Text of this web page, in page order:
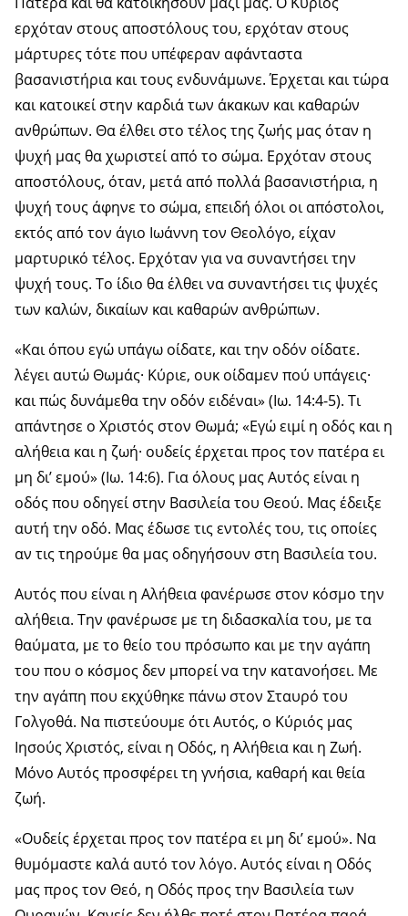
ερχόταν στους αποστόλους του, ερχόταν στους
μάρτυρες τότε που υπέφεραν αφάνταστα
βασανιστήρια και τους ενδυνάμωνε. Έρχεται και τώρα
και κατοικεί στην καρδιά των άκακων και καθαρών
ανθρώπων. Θα έλθει στο τέλος της ζωής μας όταν η
ψυχή μας θα χωριστεί από το σώμα. Ερχόταν στους
αποστόλους, όταν, μετά από πολλά βασανιστήρια, η
ψυχή τους άφηνε το σώμα, επειδή όλοι οι απόστολοι,
εκτός από τον άγιο Ιωάννη τον Θεολόγο, είχαν
μαρτυρικό τέλος. Ερχόταν για να συναντήσει την
ψυχή τους. Το ίδιο θα έλθει να συναντήσει τις ψυχές
των καλών, δικαίων και καθαρών ανθρώπων.
«Και όπου εγώ υπάγω οίδατε, και την οδόν οίδατε.
λέγει αυτώ Θωμάς· Κύριε, ουκ οίδαμεν πού υπάγεις·
και πώς δυνάμεθα την οδόν ειδέναι» (Ιω. 14:4-5). Τι
απάντησε ο Χριστός στον Θωμά; «Εγώ ειμί η οδός και η
αλήθεια και η ζωή· ουδείς έρχεται προς τον πατέρα ει
μη δι’ εμού» (Ιω. 14:6). Για όλους μας Αυτός είναι η
οδός που οδηγεί στην Βασιλεία του Θεού. Μας έδειξε
αυτή την οδό. Μας έδωσε τις εντολές του, τις οποίες
αν τις τηρούμε θα μας οδηγήσουν στη Βασιλεία του.
Αυτός που είναι η Αλήθεια φανέρωσε στον κόσμο την
αλήθεια. Την φανέρωσε με τη διδασκαλία του, με τα
θαύματα, με το θείο του πρόσωπο και με την αγάπη
του που ο κόσμος δεν μπορεί να την κατανοήσει. Με
την αγάπη που εκχύθηκε πάνω στον Σταυρό του
Γολγοθά. Να πιστεύουμε ότι Αυτός, ο Κύριός μας
Ιησούς Χριστός, είναι η Οδός, η Αλήθεια και η Ζωή.
Μόνο Αυτός προσφέρει τη γνήσια, καθαρή και θεία
ζωή.
«Ουδείς έρχεται προς τον πατέρα ει μη δι’ εμού». Να
θυμόμαστε καλά αυτό τον λόγο. Αυτός είναι η Οδός
μας προς τον Θεό, η Οδός προς την Βασιλεία των